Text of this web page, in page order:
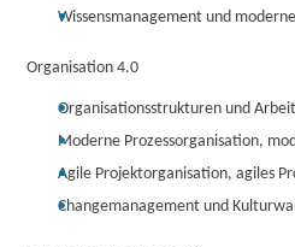
Wissensmanagement und
Organisation 4.0
Organisationsstrukturen und
Moderne Prozessorganisation,
Agile Projektorganisation, agiles
Changemanagement und